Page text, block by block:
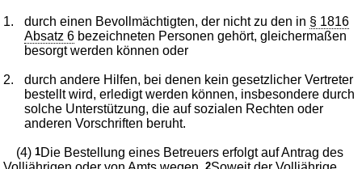
1. durch einen Bevollmächtigten, der nicht zu den in § 1816
Absatz 6 bezeichneten Personen gehört, gleichermaßen
besorgt werden können oder
2.
durch andere Hilfen, bei denen kein gesetzlicher Vertreter
bestellt wird, erledigt werden können, insbesondere durch
solche Unterstützung, die auf sozialen Rechten oder
anderen Vorschriften beruht.
(4)1Die Bestellung eines Betreuers erfolgt auf Antrag des
2